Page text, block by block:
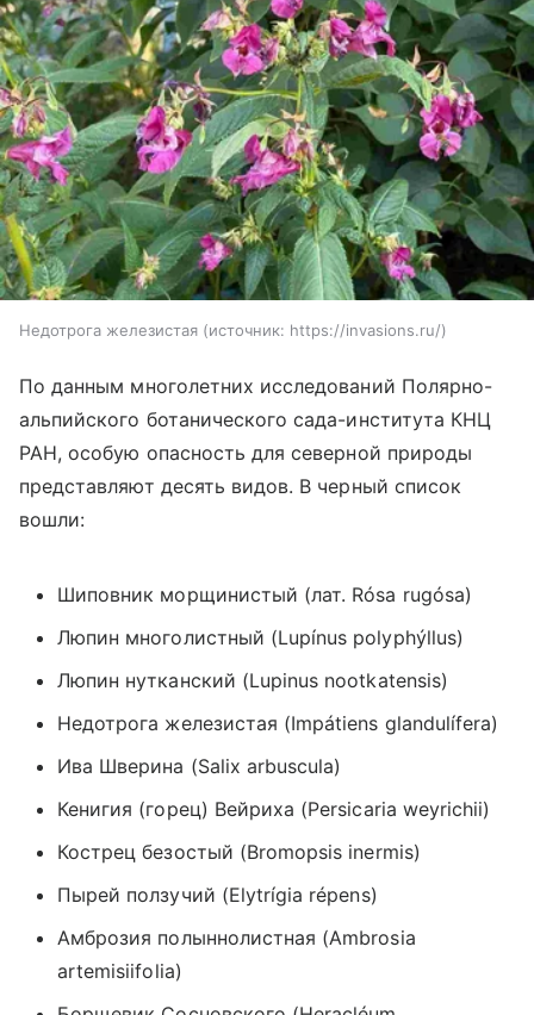
Недотрога железистая источник: https://invasions.ru/
По данным многолетних исследований Полярно-
альпийского ботанического сада-института КНЦ
РАН, особую опасность для северной природы
представляют десять видов. В черный список
вошли:
Шиповник морщинистый (лат. Rósa rugósa)
Люпин многолистный (Lupínus polyphýllus)
Люпин нутканский (Lupinus nootkatensis)
Недотрога железистая (Impátiens glandulífera)
Ива Шверина (Salix arbuscula)
Кенигия (горец) Вейриха (Persicaria weyrichii)
Кострец безостый (Bromopsis inermis)
Пырей ползучий (Elytrígia répens)
Амброзия полыннолистная (Ambrosia
artemisiifolia)